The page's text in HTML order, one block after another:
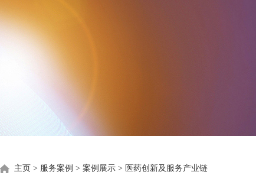
主页 > 服务案例 > 案例展示 > 医药创新及服务产业链